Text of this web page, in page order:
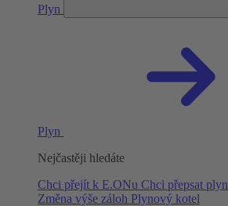
Plyn
Plyn
Nejčastěji hledáte
Chci přejít k E.ONu Chci přepsat plyn
Změna výše záloh Plynový kotel